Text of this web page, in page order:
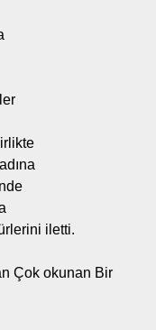
iletti.
Çok okunan Bir